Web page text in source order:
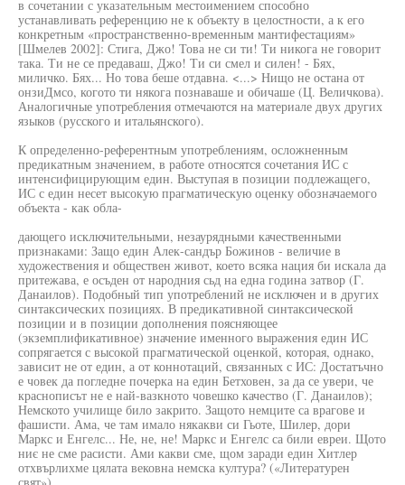
в сочетании с указательным местоимением способно
устанавливать референцию не к объекту в целостности, а к его
конкретным «пространственно-временным мантифестациям»
[Шмелев 2002]: Стига, Джо! Това не си ти! Ти никога не говорит
така. Ти не се предаваш, Джо! Ти си смел и силен! - Бях,
миличко. Бях... Но това беше отдавна. <...> Нищо не остана от
онзиДмсо, когото ти някога познаваше и обичаше (Ц. Величкова).
Аналогичные употребления отмечаются на материале двух других
языков (русского и итальянского).
К определенно-референтным употреблениям, осложненным
предикатным значением, в работе относятся сочетания ИС с
интенсифицирующим един. Выступая в позиции подлежащего,
ИС с един несет высокую прагматическую оценку обозначаемого
объекта - как обла-
дающего исключительными, незаурядными качественными
признаками: Защо един Алек-сандър Божинов - величие в
художествения и обществен живот, което всяка нация би искала да
притежава, е осъден от народния сьд на една година затвор (Г.
Данаилов). Подобный тип употреблений не исключен и в других
синтаксических позициях. В предикативной синтаксической
позиции и в позиции дополнения поясняющее
(экземплификативное) значение именного выражения един ИС
сопрягается с высокой прагматической оценкой, которая, однако,
зависит не от един, а от коннотаций, связанных с ИС: Достатъчно
е човек да погледне почерка на един Бетховен, за да се увери, че
краснописът не е най-вазкното човешко качество (Г. Данаилов);
Немското училище било закрито. Защото немците са врагове и
фашисти. Ама, че там имало някакви си Гьоте, Шилер, дори
Маркс и Енгелс... Не, не, не! Маркс и Енгелс са били евреи. Щото
ниє не сме расисти. Ами какви сме, щом заради един Хитлер
отхвърлихме цялата вековна немска култура? («Литературен